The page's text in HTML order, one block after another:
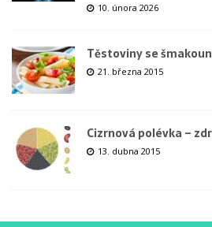
10. února 2026
Těstoviny se
21. března 2015
Cizrnová polévka –
13. dubna 2015